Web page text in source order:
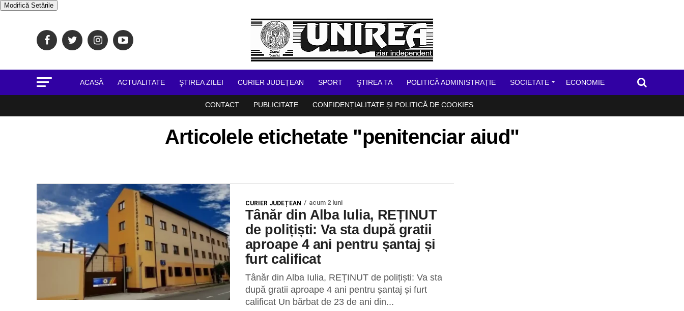
Modifică Setările
ACASĂ ACTUALITATE ŞTIREA ZILEI CURIER JUDEȚEAN SPORT ŞTIREA TA POLITICĂ ADMINISTRAȚIE SOCIETATE ECONOMIE
CONTACT PUBLICITATE CONFIDENȚIALITATE ȘI POLITICĂ DE COOKIES
Articolele etichetate "penitenciar aiud"
CURIER JUDEȚEAN acum 2 luni
Tânăr din Alba Iulia, REȚINUT
de polițiști: Va sta după gratii
aproape 4 ani pentru șantaj și
furt calificat
Tânăr din Alba Iulia, REȚINUT de polițiști: Va sta
după gratii aproape 4 ani pentru șantaj și furt
calificat Un bărbat de 23 de ani din...